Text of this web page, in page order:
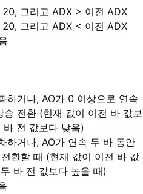
그리고 ADX > 이전 ADX
그리고 ADX < 이전 ADX
하거나, AO가 0 이상으로 연속
전환 (현재 값이 이전 바 값보
전 값보다 낮음)
하거나, AO가 연속 두 바 동안
환할 때 (현재 값이 이전 바 값
바 전 값보다 높을 때)